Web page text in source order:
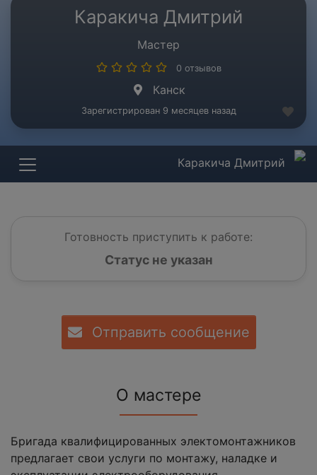
Каракича Дмитрий
Мастер
0 отзывов
Канск
Зарегистрирован 9 месяцев назад
Каракича Дмитрий
Готовность приступить к работе:
Статус не указан
Отправить сообщение
О мастере
Бригада квалифицированных электомонтажников
предлагает свои услуги по монтажу, наладке и